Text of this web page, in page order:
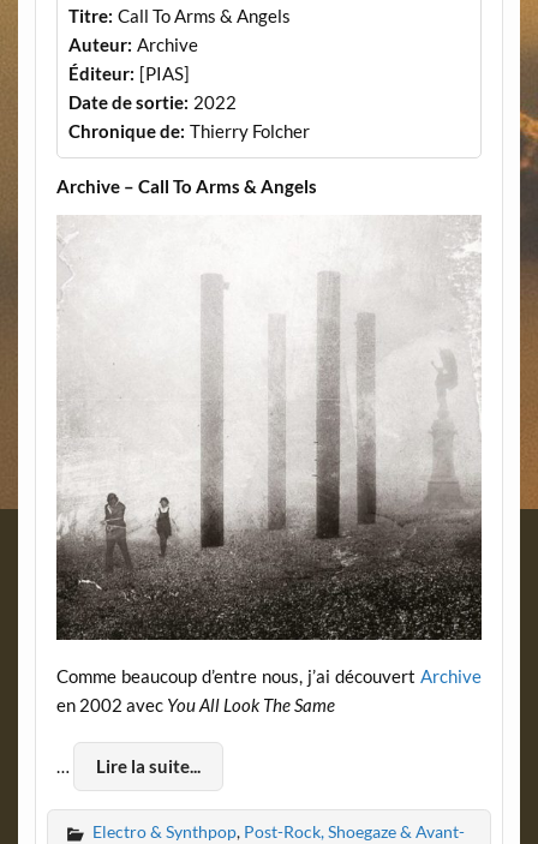
Titre: Call To Arms & Angels
Auteur: Archive
Éditeur: [PIAS]
Date de sortie: 2022
Chronique de: Thierry Folcher
Archive – Call To Arms & Angels
Comme beaucoup d’entre nous, j’ai découvertArchive
en 2002 avec You All Look The Same
… Lire la suite...
Electro & Synthpop, Post-Rock, Shoegaze & Avant-